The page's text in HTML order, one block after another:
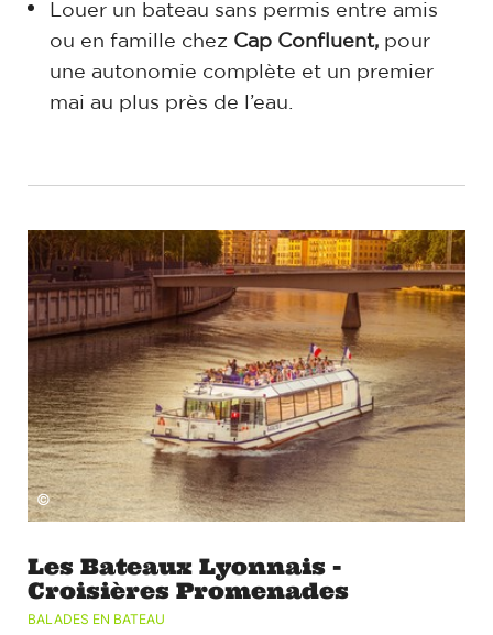
Louer un bateau sans permis entre amis
ou en famille chez Cap Confluent, pour
une autonomie complète et un premier
mai au plus près de l’eau.
©
Les Bateaux Lyonnais -
Croisières Promenades
BALADES EN BATEAU